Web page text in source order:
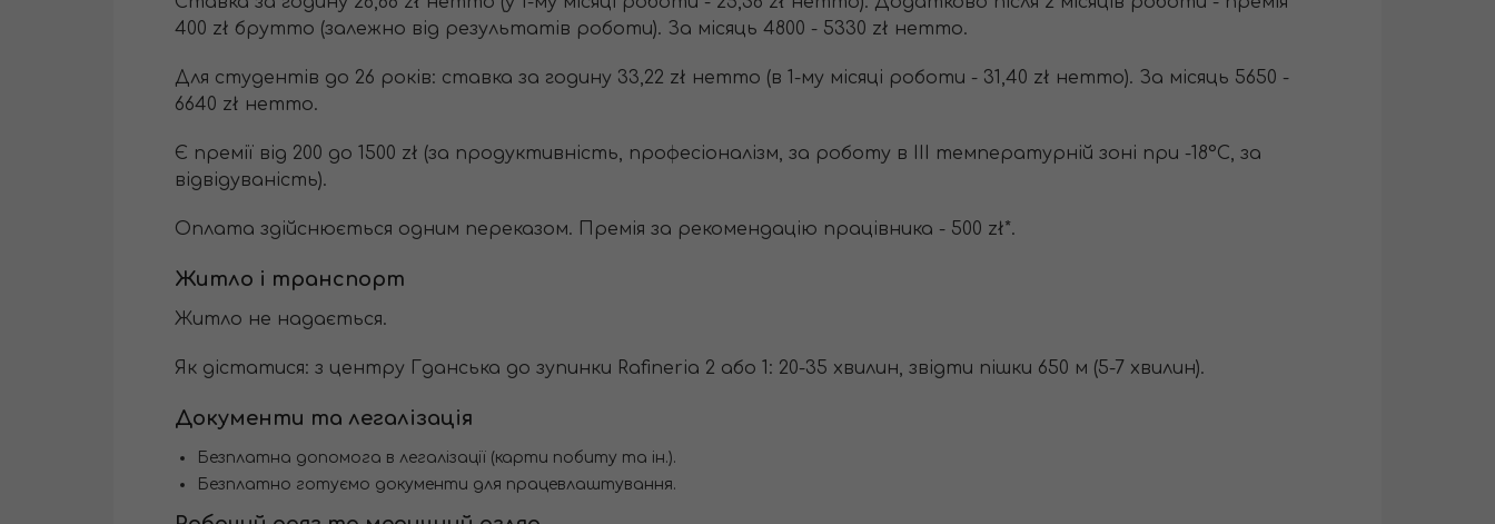
400 zł брутто (залежно від результатів роботи). За місяць 4800 - 5330 zł нетто.
Для студентів до 26 років: ставка за годину 33,22 zł нетто (в 1-му місяці роботи - 31,40 zł нетто). За місяць 5650 -
6640 zł нетто.
Є премії від 200 до 1500 zł (за продуктивність, професіоналізм, за роботу в III температурній зоні при -18°С, за
відвідуваність).
Оплата здійснюється одним переказом. Премія за рекомендацію працівника - 500 zł*.
Житло і транспорт
Житло не надається.
Як дістатися: з центру Гданська до зупинки Rafineria 2 або 1: 20-35 хвилин, звідти пішки 650 м (5-7 хвилин).
Документи та легалізація
Безплатна допомога в легалізації (карти побиту та ін.).
Безплатно готуємо документи для працевлаштування.